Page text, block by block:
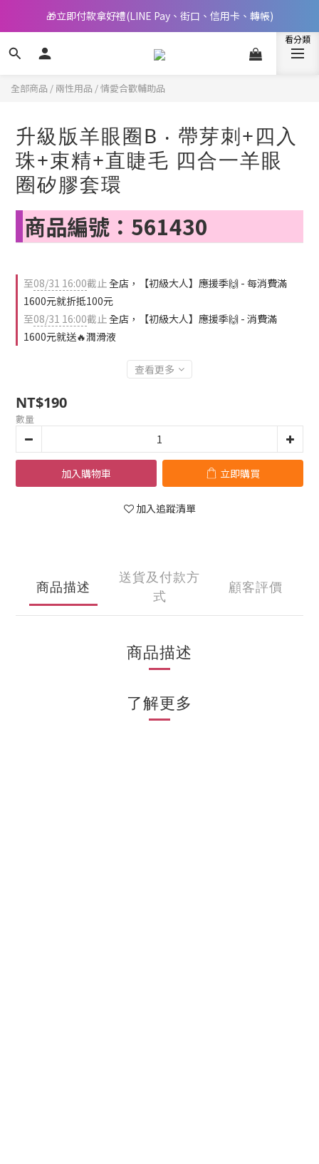
📢 邀您立即享樂，現在加入會員就送🪙80元購物金
🎁立即付款拿好禮(LINE Pay、街口、信用卡、轉帳)
📢 邀您立即享樂，現在加入會員就送🪙80元購物金
全部商品 / 兩性用品 /情愛合歡輔助品
升級版羊眼圈B ‧ 帶芽刺+四入
珠+束精+直睫毛 四合一羊眼
圈矽膠套環
商品編號：561430
至08/31 16:00截止全店，【初級大人】應援季🙌 - 每消費滿
1600元就折抵100元
至08/31 16:00截止全店，【初級大人】應援季🙌 - 消費滿
1600元就送🔥潤滑液
查看更多
NT$190
數量
加入購物車 立即購買
加入追蹤清單
商品描述
送貨及付款方
式
顧客評價
商品描述
了解更多